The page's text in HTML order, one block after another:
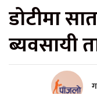
डोटीमा
ब्यवसायी